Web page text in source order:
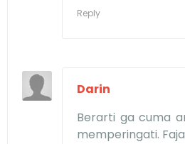
Reply
Darin
Berarti ga cuma
memperingati.